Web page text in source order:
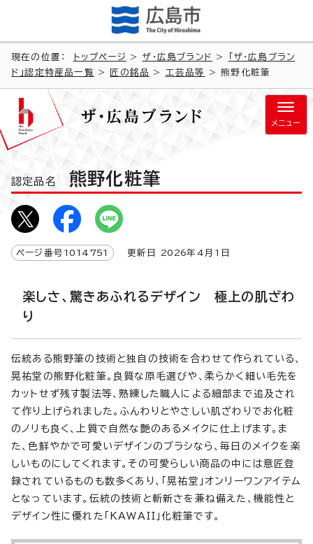
現在の位置： トップページ > ザ・広島ブランド >
「ザ・広島ブラン
ド」認定特産品一覧
> 匠の銘品 > 工芸品等 > 熊野化粧筆
メニュー
認定品名 熊野化粧筆
ページ番号 1014751 更新日 2026年4月1日
楽しさ、驚きあふれるデザイン 極上の肌ざわ
り
伝統ある熊野筆の技術と独自の技術を合わせて作られている、
晃祐堂の熊野化粧筆。良質な原毛選びや、柔らかく細い毛先を
カットせず残す製法等、熟練した職人による細部まで追及され
て作り上げられました。ふんわりとやさしい肌ざわりでお化粧
のノリも良く、上質で自然な艶のあるメイクに仕上げます。ま
た、色鮮やかで可愛いデザインのブラシなら、毎日のメイクを楽
しいものにしてくれます。その可愛らしい商品の中には意匠登
録されているものも数多くあり、「晃祐堂」オンリーワンアイテム
となっています。伝統の技術と斬新さを兼ね備えた、機能性と
デザイン性に優れた「KAWAII」化粧筆です。